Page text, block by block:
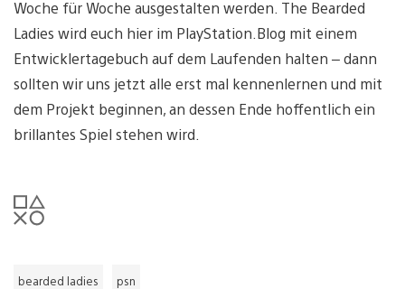
Woche für Woche ausgestalten werden. The Bearded
Ladies wird euch hier im PlayStation.Blog mit einem
Entwicklertagebuch auf dem Laufenden halten – dann
sollten wir uns jetzt alle erst mal kennenlernen und mit
dem Projekt beginnen, an dessen Ende hoffentlich ein
brillantes Spiel stehen wird.
bearded ladies psn